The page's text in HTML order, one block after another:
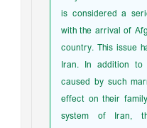
is considered a
with the arrival of
country. This issue
Iran. In addition
caused by such
effect on their
system of Iran,